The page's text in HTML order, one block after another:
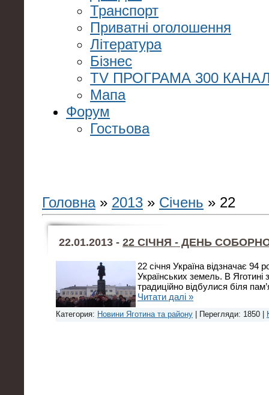
Транспорт
Приватні оголошення
Література
Бізнес
TV ПРОГРАМА 300
Мапа
Форум
Гостьова
Головна» 2013 » Січень » 22
22.01.2013 - 22 СІЧНЯ - ДЕНЬ
22 січня Україна відзначає 94
Українських земель. В Яготині
традиційно відбулися біля
Читати далі »
Категория: Новини Яготина та району | Перегляди: 1850 |